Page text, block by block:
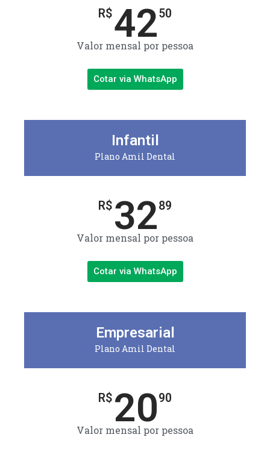
R$4250
Valor mensal por pessoa
Cotar via WhatsApp
Infantil
Plano Amil Dental
R$ 3289
Valor mensal por pessoa
Cotar via WhatsApp
Empresarial
Plano Amil Dental
R$ 2090
Valor mensal por pessoa